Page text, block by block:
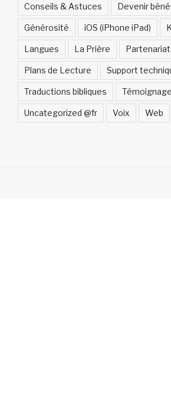
Conseils & Astuces Devenir
Générosité iOS (iPhone iPad)
Langues La Prière
Plans de Lecture Support
Traductions bibliques
Uncategorized @fr Voix Web